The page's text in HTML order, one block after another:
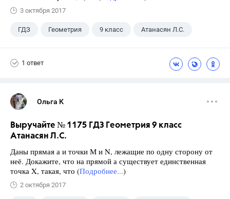
3 октября 2017
ГДЗ Геометрия 9 класс Атанасян Л.С.
1 ответ
Ольга К
Выручайте № 1175 ГДЗ Геометрия 9 класс
Атанасян Л.С.
Даны прямая а и точки М и N, лежащие по одну сторону от
неё. Докажите, что на прямой а существует единственная
точка X, такая, что (Подробнее...)
2 октября 2017